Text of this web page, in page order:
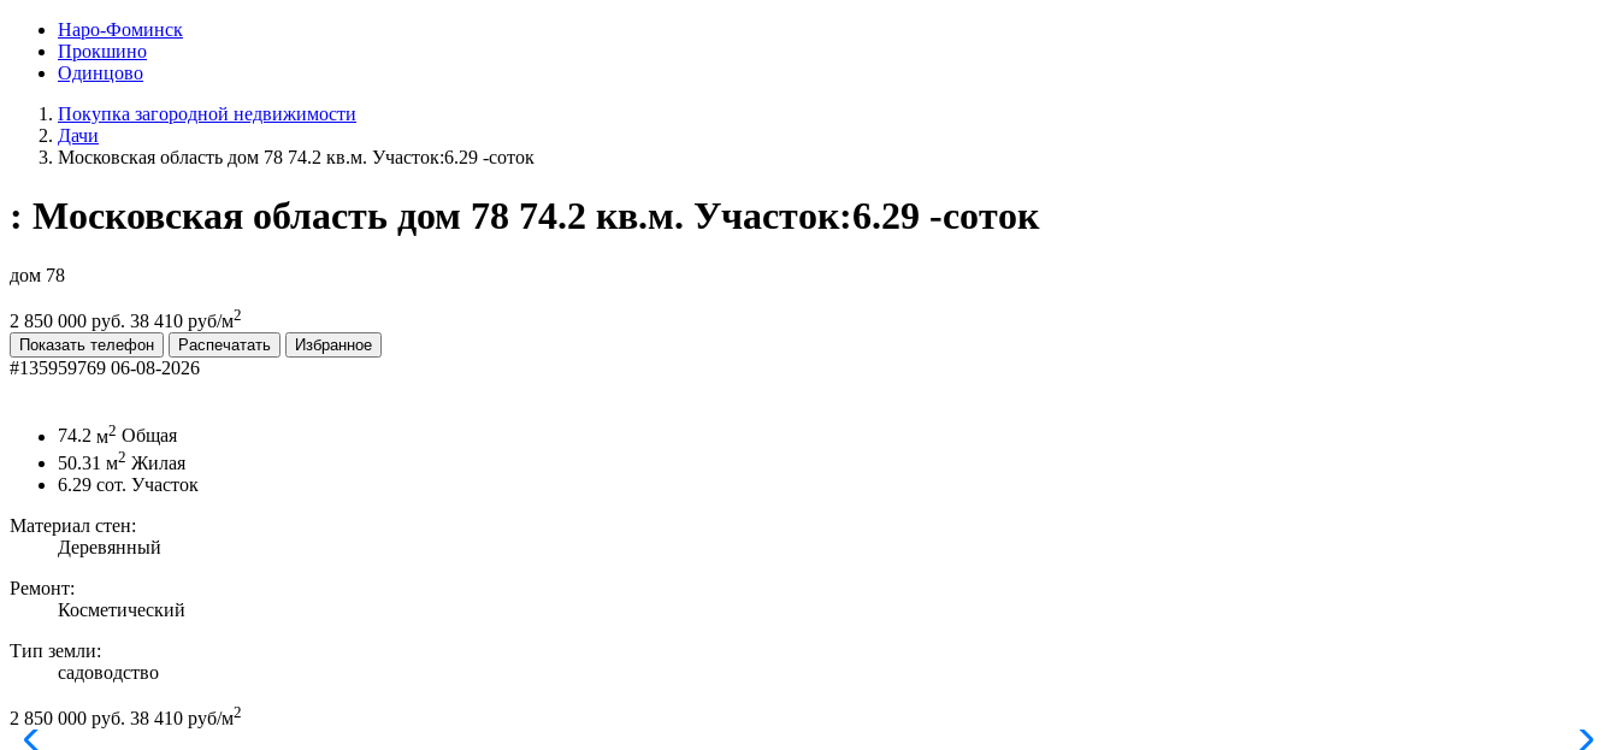
Наро-Фоминск
Прокшино
Одинцово
Покупка загородной недвижимости
Дачи
Московская область дом 78 74.2 кв.м. Участок:6.29 -соток
: Московская область дом 78 74.2 кв.м. Участок:6.29 -соток
дом 78
2 850 000 руб. 38 410 руб/м2
Показать телефон
Распечатать Избранное
#135959769 06-08-2026
74.2 м2 Общая
50.31 м2 Жилая
6.29 сот. Участок
Материал стен:
Деревянный
Ремонт:
Косметический
Тип земли:
садоводство
2 850 000 руб. 38 410 руб/м2